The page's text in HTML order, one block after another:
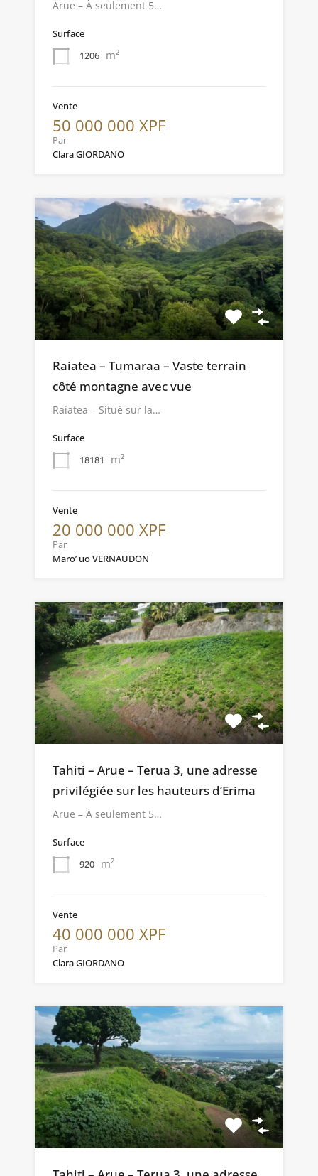
Arue – À seulement 5…
Surface
1206 m²
Vente
50 000 000 XPF
Par
Clara GIORDANO
Raiatea – Tumaraa – Vaste terrain
côté montagne avec vue
Raiatea – Situé sur la…
Surface
18181
m²
Vente
20 000 000 XPF
Par
Maro’ uo VERNAUDON
Tahiti – Arue – Terua 3, une adresse
privilégiée sur les hauteurs d’Erima
Arue – À seulement 5…
Surface
920 m²
Vente
40 000 000 XPF
Par
Clara GIORDANO